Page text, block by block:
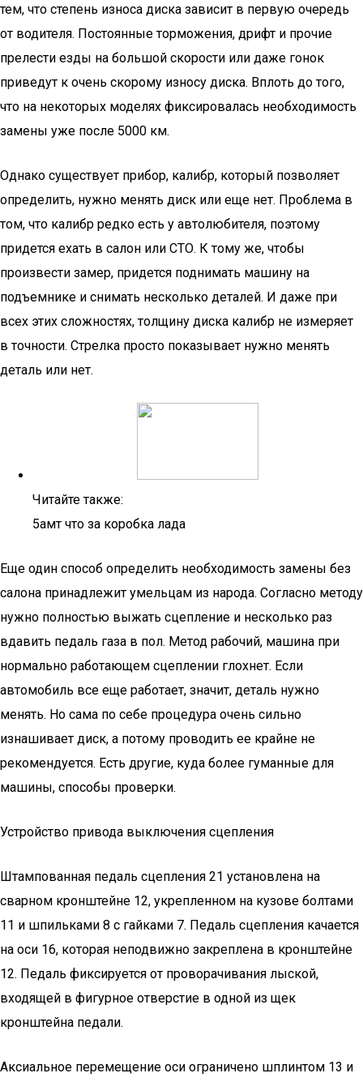
тем, что степень износа диска зависит в первую очередь
от водителя. Постоянные торможения, дрифт и прочие
прелести езды на большой скорости или даже гонок
приведут к очень скорому износу диска. Вплоть до того,
что на некоторых моделях фиксировалась необходимость
замены уже после 5000 км.
Однако существует прибор, калибр, который позволяет
определить, нужно менять диск или еще нет. Проблема в
том, что калибр редко есть у автолюбителя, поэтому
придется ехать в салон или СТО. К тому же, чтобы
произвести замер, придется поднимать машину на
подъемнике и снимать несколько деталей. И даже при
всех этих сложностях, толщину диска калибр не измеряет
в точности. Стрелка просто показывает нужно менять
деталь или нет.
Читайте также:
5амт что за коробка лада
Еще один способ определить необходимость замены без
салона принадлежит умельцам из народа. Согласно методу
нужно полностью выжать сцепление и несколько раз
вдавить педаль газа в пол. Метод рабочий, машина при
нормально работающем сцеплении глохнет. Если
автомобиль все еще работает, значит, деталь нужно
менять. Но сама по себе процедура очень сильно
изнашивает диск, а потому проводить ее крайне не
рекомендуется. Есть другие, куда более гуманные для
машины, способы проверки.
Устройство привода выключения сцепления
Штампованная педаль сцепления 21 установлена на
сварном кронштейне 12, укрепленном на кузове болтами
11 и шпильками 8 с гайками 7. Педаль сцепления качается
на оси 16, которая неподвижно закреплена в кронштейне
12. Педаль фиксируется от проворачивания лыской,
входящей в фигурное отверстие в одной из щек
кронштейна педали.
Аксиальное перемещение оси ограничено шплинтом 13 и